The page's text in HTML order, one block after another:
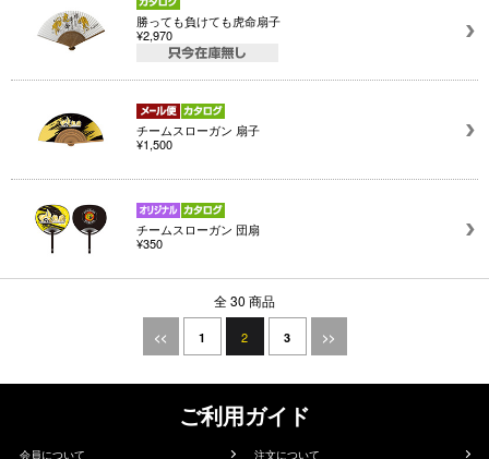
勝っても負けても虎命扇子
¥2,970
チームスローガン 扇子
¥1,500
チームスローガン 団扇
¥350
全 30 商品
<< 1 2 3 >>
ご利用ガイド
会員について 注文について